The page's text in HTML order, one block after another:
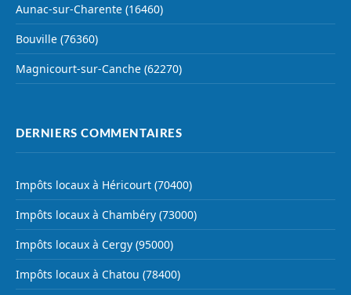
Aunac-sur-Charente (16460)
Bouville (76360)
Magnicourt-sur-Canche (62270)
DERNIERS COMMENTAIRES
Impôts locaux à Héricourt (70400)
Impôts locaux à Chambéry (73000)
Impôts locaux à Cergy (95000)
Impôts locaux à Chatou (78400)